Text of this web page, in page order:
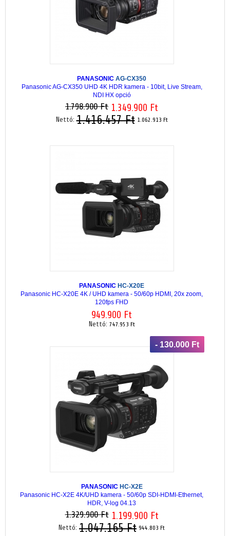
PANASONIC AG-CX350
Panasonic AG-CX350 UHD 4K HDR kamera - 10bit, Live Stream,
NDI HX opció
1.798.900 Ft 1.349.900 Ft
Nettó:1.416.457 Ft 1.062.913 Ft
PANASONIC HC-X20E
Panasonic HC-X20E 4K / UHD kamera - 50/60p HDMI, 20x zoom,
120fps FHD
949.900 Ft
Nettó: 747.953 Ft
- 130.000 Ft
PANASONIC HC-X2E
Panasonic HC-X2E 4K/UHD kamera - 50/60p SDI-HDMI-Ethernet,
HDR, V-log 04.13
1.329.900 Ft 1.199.900 Ft
Nettó: 1.047.165 Ft 944.803 Ft